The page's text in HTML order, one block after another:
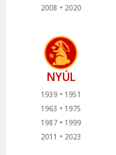
2008
2020
NYÚL
1939
1951
1963
1975
1987
1999
2011
2023